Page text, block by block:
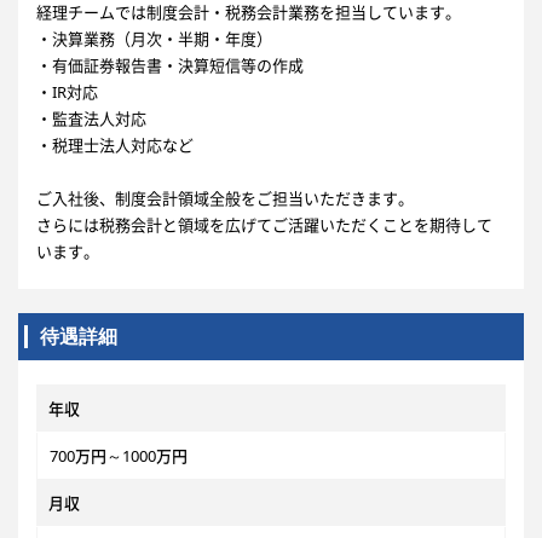
経理チームでは制度会計・税務会計業務を担当しています。
・決算業務（月次・半期・年度）
・有価証券報告書・決算短信等の作成
・IR対応
・監査法人対応
・税理士法人対応など
ご入社後、制度会計領域全般をご担当いただきます。
さらには税務会計と領域を広げてご活躍いただくことを期待して
います。
待遇詳細
年収
700万円～1000万円
月収